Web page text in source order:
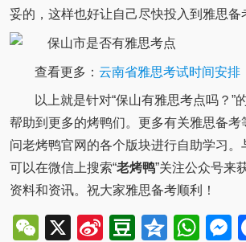
妥的，这样也好让自己尽快投入到雅思备
查看更多： 云南省雅思考试时间安排
以上就是针对“保山有雅思考点吗？”
帮助到更多的烤鸭们。更多有关雅思备考
问老烤鸭官网的各个版块进行自助学习。
可以在微信上搜索“老烤鸭”关注公众号来
资料和资讯。祝大家雅思备考顺利！
WeChat
X
SinaDouban
Qzone